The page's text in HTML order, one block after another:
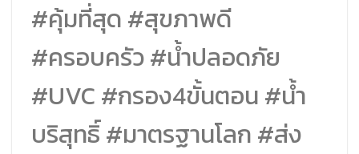
#คุ้มที่สุด #สุขภาพดี
#ครอบครัว #น้ำปลอดภัย
#UVC #กรอง4ขั้นตอน #น้ำ
บริสุทธิ์ #มาตรฐานโลก #ส่ง